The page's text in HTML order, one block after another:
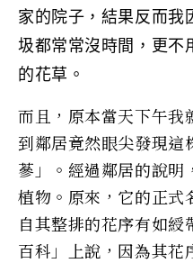
家的院子，結果反而我
圾都常常沒時間，更不
的花草。
而且，原本當天下午我
到鄰居竟然眼尖發現這
蔘」。經過鄰居的說明
植物。原來，它的正式
自其整排的花序有如
百科」上說，因為其花